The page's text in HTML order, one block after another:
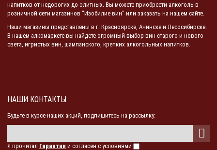
напитков от недорогих до элитных. Вы можете приобрести алкоголь в
розничной сети магазинов "Изобилие вин" или заказать на нашем сайте.
Наши магазины представлены в г. Красноярске, Ачинске и Лесосибирске.
В нашем алкомаркете вы найдете огромный выбор вин старого и нового
света, игристых вин, шампанского, крепких алкогольных напитков.
НАШИ КОНТАКТЫ
Будьте в курсе наших акций, подпишитесь на рассылку:
Я прочитал Гарантии и согласен с условиями